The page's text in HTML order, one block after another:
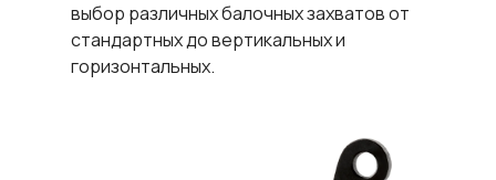
выбор различных балочных захватов от
стандартных до вертикальных и
горизонтальных.